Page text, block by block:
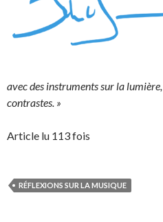
avec des instruments sur la
contrastes. »
Article lu 113 fois
RÉFLEXIONS SUR LA MUSIQUE